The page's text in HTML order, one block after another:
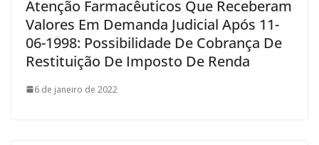
Atenção Farmacêuticos Que Receberam
Valores Em Demanda Judicial Após 11-
06-1998: Possibilidade De Cobrança De
Restituição De Imposto De Renda
6 de janeiro de 2022